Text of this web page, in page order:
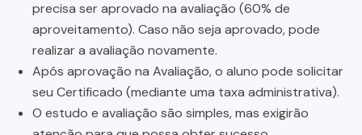
precisa ser aprovado na avaliação (60% de
aproveitamento). Caso não seja aprovado, pode
realizar a avaliação novamente.
Após aprovação na Avaliação, o aluno pode solicitar
seu Certificado (mediante uma taxa administrativa).
O estudo e avaliação são simples, mas exigirão